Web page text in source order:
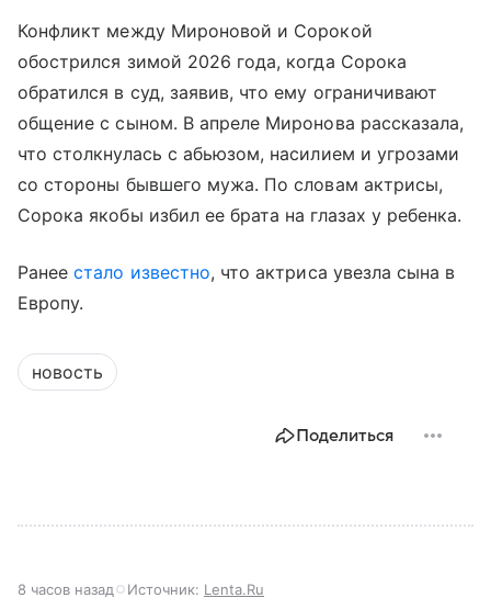
Конфликт между Мироновой и Сорокой
обострился зимой 2026 года, когда Сорока
обратился в суд, заявив, что ему ограничивают
общение с сыном. В апреле Миронова рассказала,
что столкнулась с абьюзом, насилием и угрозами
со стороны бывшего мужа. По словам актрисы,
Сорока якобы избил ее брата на глазах у ребенка.
Ранеестало известно, что актриса увезла сына в
Европу.
новость
Поделиться
8 часов назад Источник: Lenta.Ru